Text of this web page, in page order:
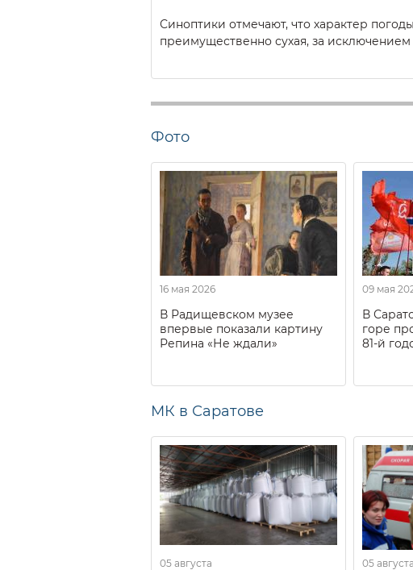
Синоптики отмечают, что характер
преимущественно сухая, за
Фото
16 мая 2026
В Радищевском музее
впервые показали картину
Репина «Не ждали»
09 мая
В
горе
81-й
МК в Саратове
05 августа 05 августа